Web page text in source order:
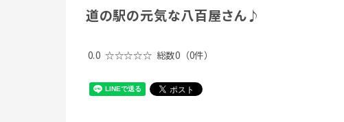
道の駅の元気な八百屋さん♪
0.0 ☆☆☆☆☆ 総数0 （0件）